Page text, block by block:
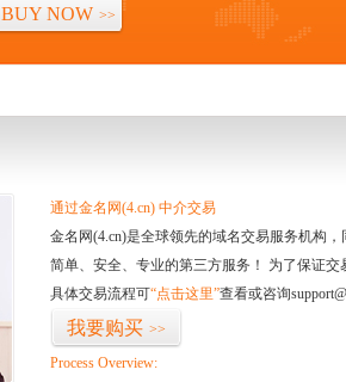
BUY NOW >>
通过金名网(4.cn) 中介交易
金名网(4.cn)是全球领先的域名交易服务机构
简单、安全、专业的第三方服务！ 为了保证
具体交易流程可“点击这里”查看或咨询
我要购买 >>
Process Overview: